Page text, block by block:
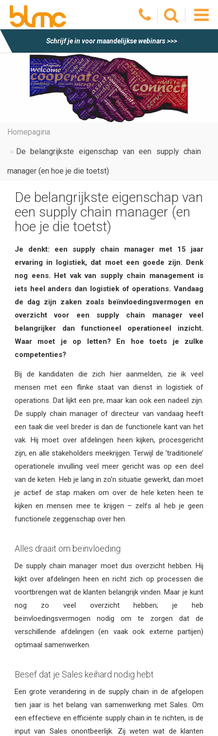
Schrijf je in voor maandelijkse webinars >>>
Homepagina
De belangrijkste eigenschap van een supply chain
manager (en hoe je die toetst)
De belangrijkste eigenschap van
een supply chain manager (en
hoe je die toetst)
Je denkt: een supply chain manager met 15 jaar
ervaring in logistiek, dat moet een goede zijn. Denk
nog eens. Het vak van supply chain management is
iets heel anders dan logistiek of operations. Vandaag
de dag zijn zaken zoals beïnvloedingsvermogen en
overzicht voor een supply chain manager veel
belangrijker dan functioneel operationeel inzicht.
Waar moet je op letten? En hoe toets je zulke
competenties?
Bij de kandidaten die zich hier aanmelden, zie ik veel
mensen met een flinke staat van dienst in logistiek of
operations. Dat lijkt een pre, maar kan ook een nadeel zijn.
De supply chain manager of directeur van vandaag heeft
een taak die veel breder is dan de functionele kant van het
vak. Hij moet over afdelingen heen kijken, procesgericht
zijn, en alle stakeholders meekrijgen. Terwijl de ‘traditionele’
operationele invulling veel meer gericht was op een deel
van de keten. Heb je lang in zo’n situatie gewerkt, dan moet
je actief de stap maken om over de hele keten heen te
kijken en mensen mee te krijgen – zelfs al heb je geen
functionele zeggenschap over hen.
Alles draait om beïnvloeding
De supply chain manager moet dus overzicht hebben. Hij
kijkt over afdelingen heen en richt zich op processen die
voortbrengen wat de klanten belangrijk vinden. Maar je kunt
nog zo veel overzicht hebben; je heb
beïnvloedingsvermogen nodig om te zorgen dat de
verschillende afdelingen (en vaak ook externe partijen)
optimaal samenwerken.
Besef dat je Sales keihard nodig hebt
Een grote verandering in de supply chain in de afgelopen
tien jaar is het belang van samenwerking met Sales. Om
een effectieve en efficiënte supply chain in te richten, is de
input van Sales onontbeerlijk. Zij weten wat de klanten